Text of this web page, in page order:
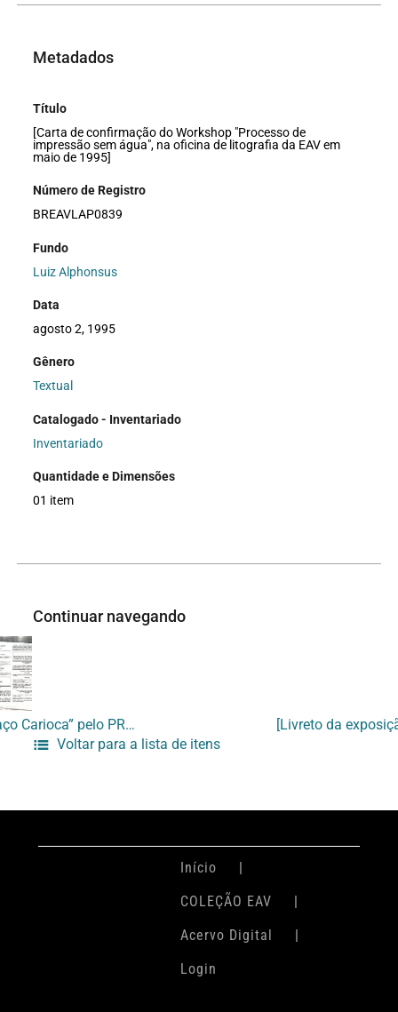
Metadados
Título
[Carta de confirmação do Workshop "Processo de
impressão sem água", na oficina de litografia da EAV em
maio de 1995]
Número de Registro
BREAVLAP0839
Fundo
Luiz Alphonsus
Data
agosto 2, 1995
Gênero
Textual
Catalogado - Inventariado
Inventariado
Quantidade e Dimensões
01 item
Continuar navegando
[Recibo do projeto “Espaço Carioca” pelo PRONAC/ FUNARTE]
Voltar para a lista de itens
Início
COLEÇÃO EAV
Acervo Digital
Login